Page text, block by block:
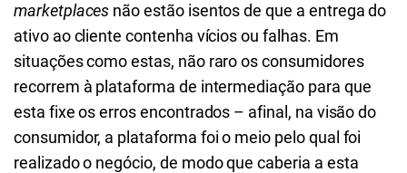
marketplaces não estão isentos de que a entrega do
ativo ao cliente contenha vícios ou falhas. Em
situações como estas, não raro os consumidores
recorrem à plataforma de intermediação para que
esta fixe os erros encontrados – afinal, na visão do
consumidor, a plataforma foi o meio pelo qual foi
realizado o negócio, de modo que caberia a esta